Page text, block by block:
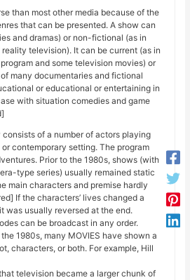
than most other media because of the
that can be presented. A show can
and dramas) or non-fictional (as in
television). It can be current (as in
and some television movies) or
many documentaries and fictional
or educational or entertaining in
with situation comedies and game
consists of a number of actors playing
contemporary setting. The program
Prior to the 1980s, shows (with
type series) usually remained static
main characters and premise hardly
If the characters’ lives changed a
was usually reversed at the end.
can be broadcast in any order.
1980s, many MOVIES have shown a
characters, or both. For example, Hill
television became a larger chunk of